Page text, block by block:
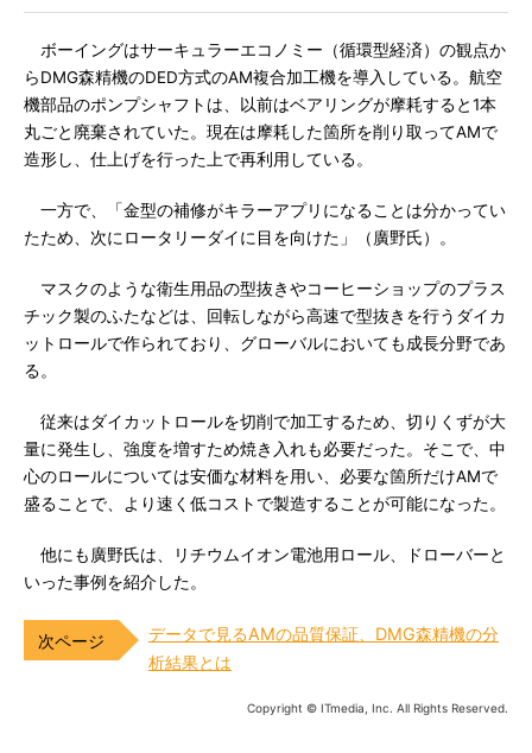
ボーイングはサーキュラーエコノミー（循環型経済）の観点か
らDMG森精機のDED方式のAM複合加工機を導入している。航空
機部品のポンプシャフトは、以前はベアリングが摩耗すると1本
丸ごと廃棄されていた。現在は摩耗した箇所を削り取ってAMで
造形し、仕上げを行った上で再利用している。
一方で、「金型の補修がキラーアプリになることは分かってい
たため、次にロータリーダイに目を向けた」（廣野氏）。
マスクのような衛生用品の型抜きやコーヒーショップのプラス
チック製のふたなどは、回転しながら高速で型抜きを行うダイカ
ットロールで作られており、グローバルにおいても成長分野であ
る。
従来はダイカットロールを切削で加工するため、切りくずが大
量に発生し、強度を増すため焼き入れも必要だった。そこで、中
心のロールについては安価な材料を用い、必要な箇所だけAMで
盛ることで、より速く低コストで製造することが可能になった。
他にも廣野氏は、リチウムイオン電池用ロール、ドローバーと
いった事例を紹介した。
データで見るAMの品質保証、DMG森精機の分
析結果とは
Copyright © ITmedia, Inc. All Rights Reserved.